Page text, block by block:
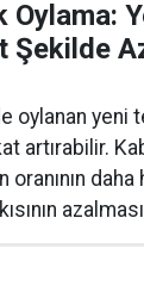
Oylama:
Şekilde
oylanan yeni
artırabilir.
oranının daha